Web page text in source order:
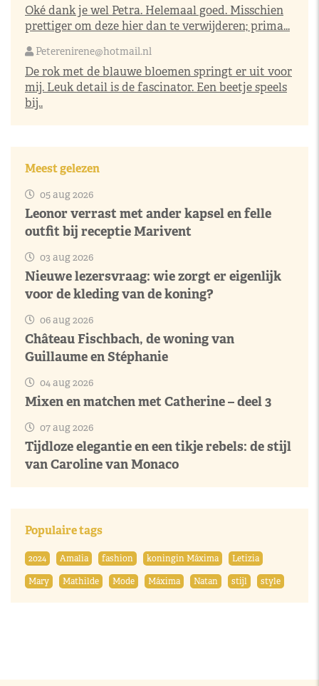
Oké dank je wel Petra. Helemaal goed. Misschien
prettiger om deze hier dan te verwijderen; prima...
Peterenirene@hotmail.nl
De rok met de blauwe bloemen springt er uit voor
mij. Leuk detail is de fascinator. Een beetje speels
bij..
Meest gelezen
05 aug 2026
Leonor verrast met ander kapsel en felle
outfit bij receptie Marivent
03 aug 2026
Nieuwe lezersvraag: wie zorgt er eigenlijk
voor de kleding van de koning?
06 aug 2026
Château Fischbach, de woning van
Guillaume en Stéphanie
04 aug 2026
Mixen en matchen met Catherine – deel 3
07 aug 2026
Tijdloze elegantie en een tikje rebels: de stijl
van Caroline van Monaco
Populaire tags
2024 Amalia fashion koningin Máxima
Letizia
Mary
Mathilde Mode Máxima Natan stijl style